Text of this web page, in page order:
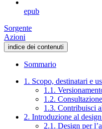
epub
Sorgente
Azioni
indice dei contenuti
Sommario
1. Scopo, destinatari e
1.1.
1.2.
1.3. Contribuisci
2. Introduzione al
2.1. Design per